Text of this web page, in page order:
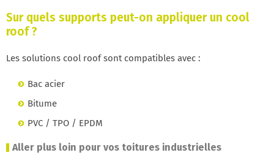
Sur quels supports peut-on appliquer un cool
roof ?
Les solutions cool roof sont compatibles avec :
Bac acier
Bitume
PVC / TPO / EPDM
Aller plus loin pour vos toitures industrielles